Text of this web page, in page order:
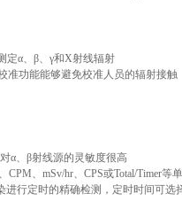
定α、β、γ和X射线辐射
准功能能够避免校准人员的辐射接触
α、β射线源的灵敏度很高
、mSv/hr、CPS或Total/Timer等
进行定时的精确检测，定时时间可